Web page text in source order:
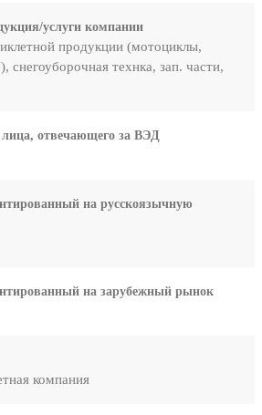
услуги компании
продукции (мотоциклы,
снегоуборочная технка, зап. части,
отвечающего за ВЭД
на русскоязычную
на зарубежный рынок
компания